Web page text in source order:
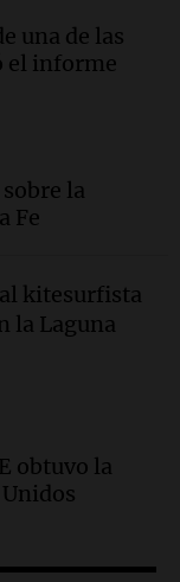
que
no sé si
llegó"
argentino de
con Rony
Vega, tras
esa casa
una de las
el informe
la
Fe
kitesurfista
la Laguna
obtuvo la